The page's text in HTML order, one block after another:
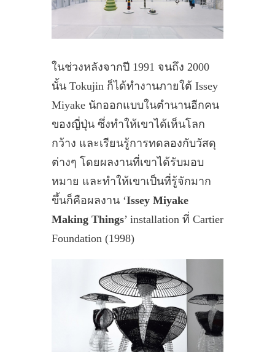
ในช่วงหลังจากปี 1991 จนถึง 2000
นั้น Tokujin ก็ได้ทำงานภายใต้ Issey
Miyake นักออกแบบในตำนานอีกคน
ของญี่ปุ่น ซึ่งทำให้เขาได้เห็นโลก
กว้าง และเรียนรู้การทดลองกับวัสดุ
ต่างๆ โดยผลงานที่เขาได้รับมอบ
หมาย และทำให้เขาเป็นที่รู้จักมาก
ขึ้นก็คือผลงาน ‘Issey Miyake
Making Things’ installation ที่ Cartier
Foundation (1998)